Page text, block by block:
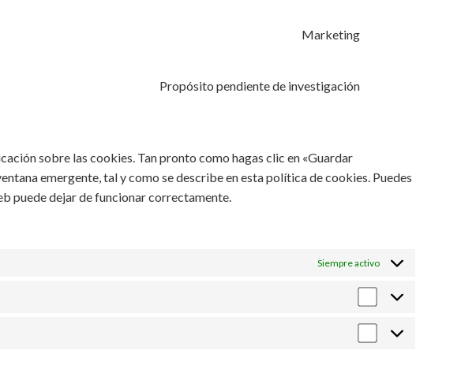
Marketing
Propósito pendiente de investigación
sobre las cookies. Tan pronto como hagas clic en «Guardar
emergente, tal y como se describe en esta política de cookies. Puedes
puede dejar de funcionar correctamente.
Siempre activo